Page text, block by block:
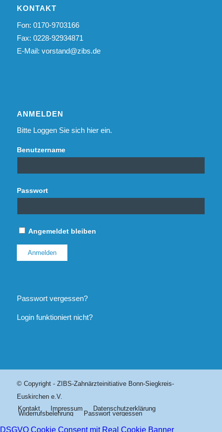
KONTAKT
Fon: 0170-9703166
Fax: 0228-92934871
E-Mail: vorstand@zibs.de
ANMELDEN
Bitte Loggen Sie sich hier ein.
Benutzername
Passwort
Angemeldet bleiben
Passwort vergessen?
Login funktioniert nicht?
© Copyright - ZIBS-Zahnärzteinitiative Bonn-Siegkreis-
Euskirchen e.V.
Kontakt
Impressum Datenschutzerklärung
Widerrufsbelehrung Passwort vergessen
DSGVO Cookie Consent mit Real Cookie Banner